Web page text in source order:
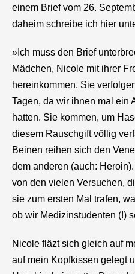
einem Brief vom 26.
daheim schreibe ich hier
»Ich muss den Brief
Mädchen, Nicole mit ihrer
hereinkommen. Sie
Tagen, da wir ihnen mal ein
hatten. Sie kommen, um
diesem Rauschgift völlig
Beinen reihen sich den
dem anderen (auch:
von den vielen Versuchen,
sie zum ersten Mal trafen,
ob wir Medizinstudenten (!)
Nicole fläzt sich gleich auf
auf mein Kopfkissen gelegt